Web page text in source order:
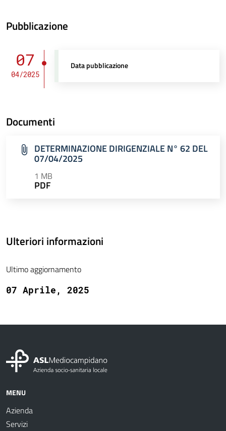
Pubblicazione
07
04/2025
Data pubblicazione
Documenti
DETERMINAZIONE DIRIGENZIALE N° 62 DEL
07/04/2025
1 MB
PDF
Ulteriori informazioni
Ultimo aggiornamento
07 Aprile, 2025
MENU
Azienda
Servizi